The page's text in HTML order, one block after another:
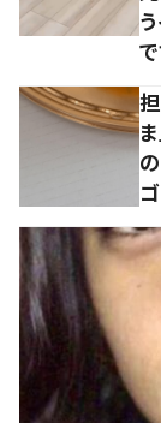
で